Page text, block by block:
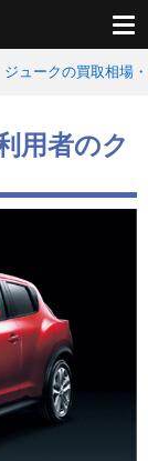
ジュークの買取相場
用者のク